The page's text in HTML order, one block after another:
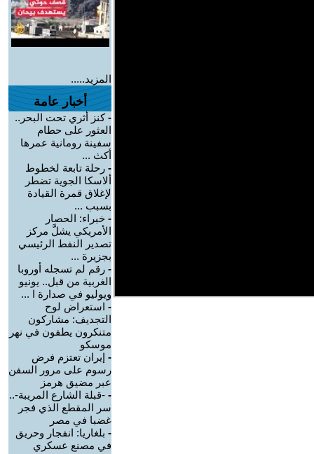
المزيد.....
أخبار عامة
-كنز أثري تحت البحر..
العثور على حطام
سفينة رومانية عمرها
أكث ...
- رحلة تابعة لخطوط
ألاسكا الجوية تضطر
لإغلاق قمرة القيادة
بسبب ...
- خبراء: الحصار
الأمريكي يشلَّ مركز
تصدير النفط الرئيسي
بجزيرة ...
- رقم لم تسجله أوروبا
الغربية من قبل.. يونيو
ويوليو في صدارة ا ...
- استعراض لوح
التجديف: مشاركون
متنكرون يطفون في نهر
موسكو
- إيران تعتزم فرض
رسوم على مرور السفن
عبر مضيق هرمز
- -قبلة الشارع المريبة-..
سر المقطع الذي فجر
غضبا في مصر
- بلغاريا: انفجار وحريق
في مصنع عسكري